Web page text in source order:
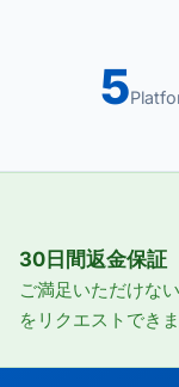
5
30日間返金保証
ご満足いただけな
をリクエストでき